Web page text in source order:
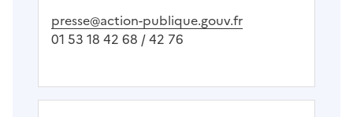
presse@action-publique.gouv.fr
01 53 18 42 68 / 42 76